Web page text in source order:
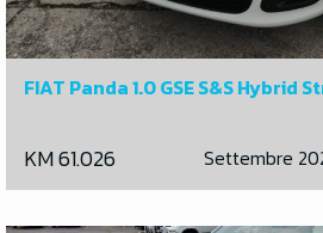
FIAT Panda 1.0 GSE S&S Hybrid
KM 61.026 Settembre